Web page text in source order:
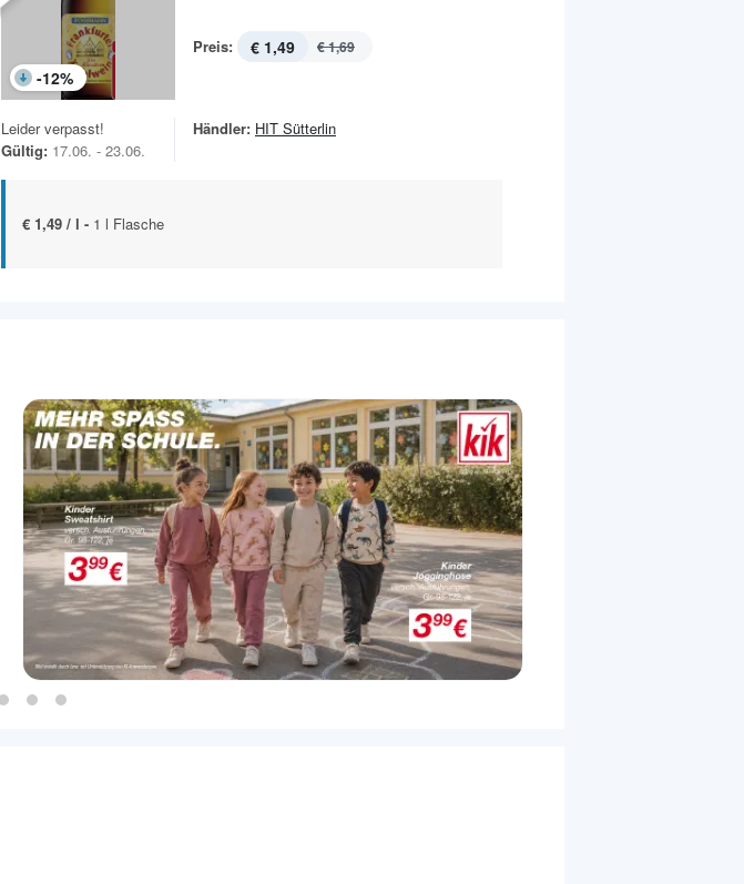
-12%
Preis: € 1,49 € 1,69
Leider verpasst!
Gültig: 17.06. - 23.06.
Händler: HIT Sütterlin
€ 1,49 / l - 1 l Flasche